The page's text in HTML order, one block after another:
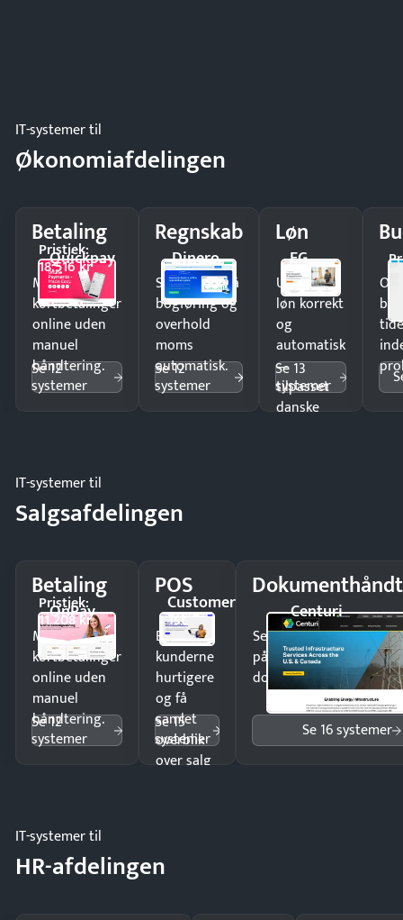
IT-systemer til
Økonomiafdelingen
Betaling
Quickpay
Pristjek:
18.516 kr
Modtag
kortbetalinger
online uden
manuel
håndtering.
Se 12
systemer
Regnskab
Dinero
Spar timer på
bogføring og
overhold
moms
automatisk.
Se 12
systemer
Løn
EG
Udbetal
løn korrekt
og
automatisk
—
tilpasset
danske
Se 13
systemer
IT-systemer til
Salgsafdelingen
Betaling
OnPay
Pristjek:
11.208 kr
Modtag
kortbetalinger
online uden
manuel
håndtering.
Se 12
systemer
POS
Customer
1st
Ekspedér
kunderne
hurtigere
og få
samlet
overblik
over salg
Se 15
systemer
Centuri
Send kontrakter til
på minutter og mist
dokumenter.
Se 16 systemer
IT-systemer til
HR-afdelingen